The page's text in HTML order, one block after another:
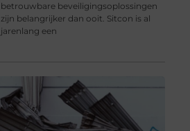
betrouwbare beveiligingsoplossingen
zijn belangrijker dan ooit. Sitcon is al
jarenlang een